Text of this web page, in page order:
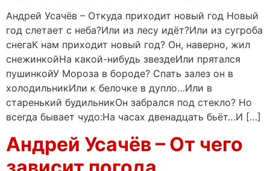
Андрей Усачёв – Откуда приходит новый год Новый
год слетает с неба?Или из лесу идёт?Или из сугроба
снегаК нам приходит новый год? Он, наверно, жил
снежинкойНа какой-нибудь звездеИли прятался
пушинкойУ Мороза в бороде? Спать залез он в
холодильникИли к белочке в дупло…Или в
старенький будильникОн забрался под стекло? Но
всегда бывает чудо:На часах двенадцать бьёт…И […]
Андрей Усачёв – От чего